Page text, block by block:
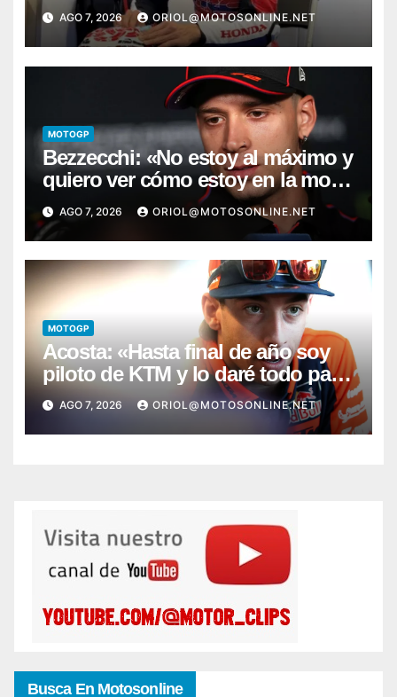
AGO 7, 2026 ORIOL@MOTOSONLINE.NET
MOTOGP
Bezzecchi: «No estoy al máximo y
quiero ver cómo estoy en la moto;
desde Aragón será una guerra»
AGO 7, 2026 ORIOL@MOTOSONLINE.NET
MOTOGP
Acosta: «Hasta final de año soy
piloto de KTM y lo daré todo para
conseguir mi primera victoria»
AGO 7, 2026 ORIOL@MOTOSONLINE.NET
Busca En Motosonline